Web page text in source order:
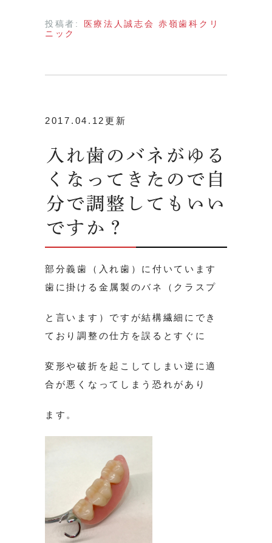
投稿者:
医療法人誠志会 赤嶺歯科クリ
ニック
2017.04.12更新
入れ歯のバネがゆる
くなってきたので自
分で調整してもいい
ですか？
部分義歯（入れ歯）に付いています
歯に掛ける金属製のバネ（クラスプ
と言います）ですが結構繊細にでき
ており調整の仕方を誤るとすぐに
変形や破折を起こしてしまい逆に適
合が悪くなってしまう恐れがあり
ます。